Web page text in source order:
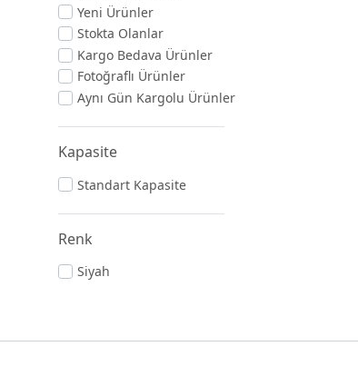
Yeni Ürünler
Stokta Olanlar
Kargo Bedava Ürünler
Fotoğraflı Ürünler
Aynı Gün Kargolu Ürünler
Kapasite
Standart Kapasite
Renk
Siyah